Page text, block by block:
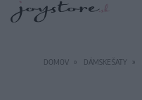
DOMOV DÁMSKE ŠATY